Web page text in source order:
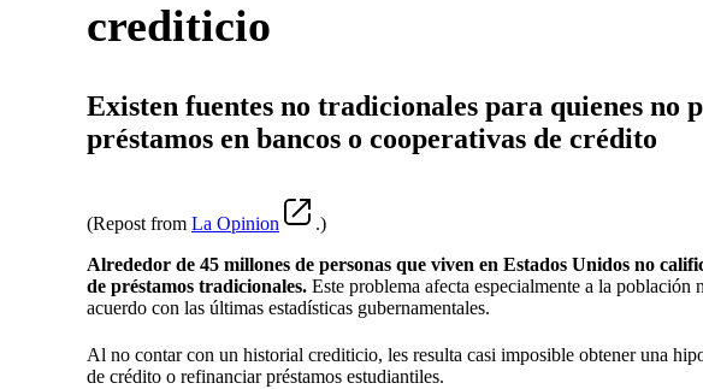
crediticio
Existen fuentes no tradicionales para quienes no
préstamos en bancos o cooperativas de crédito
(Repost from La Opinion
.)
Alrededor de 45 millones de personas que viven en Estados Unidos no
de préstamos tradicionales. Este problema afecta especialmente a la población
acuerdo con las últimas estadísticas gubernamentales.
Al no contar con un historial crediticio, les resulta casi imposible obtener una
de crédito o refinanciar préstamos estudiantiles.